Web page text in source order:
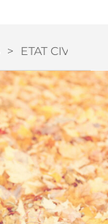
> ETAT CIVIL